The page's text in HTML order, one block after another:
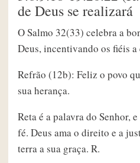
de Deus se realizará
O Salmo 32(33) celebra a
Deus, incentivando os fiéis
Refrão (12b): Feliz o povo
sua herança.
Reta é a palavra do Senhor,
fé. Deus ama o direito e a
terra a sua graça. R.